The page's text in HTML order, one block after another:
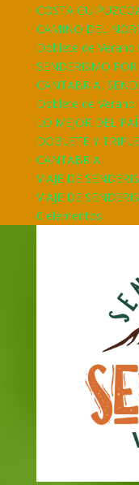
COSTA
CAMINO DEL
Doblete de
SENDERISMO
CANTABRIA,
Doblete de Verano
LO MEJOR DEL
DOBLETE Y
CANTABRIA
VIAJE DE
VIAJE DE
0 elementos